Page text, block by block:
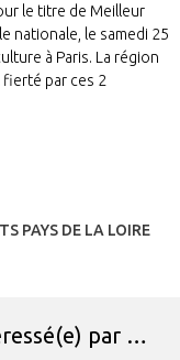
le titre de Meilleur
nationale, le samedi 25
à Paris. La région
fierté par ces 2
PAYS DE LA LOIRE
par …